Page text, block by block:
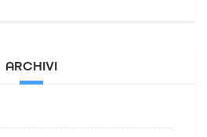
ARCHIVI